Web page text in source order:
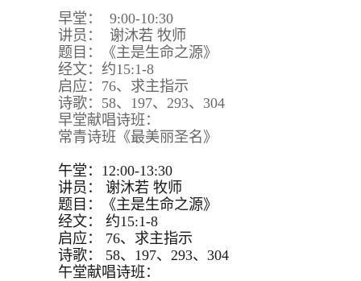
早堂： 9:00-10:30
讲员： 谢沐若 牧师
题目：《主是生命之源》
经文：约15:1-8
启应：76、求主指示
诗歌：58、197、293、304
早堂献唱诗班：
常青诗班《最美丽圣名》
午堂：12:00-13:30
讲员：
谢沐若 牧师
题目：
《主是生命之源》
经文：
约15:1-8
启应：
76、求主指示
诗歌：
58、197、293、 304
午堂献唱诗班：